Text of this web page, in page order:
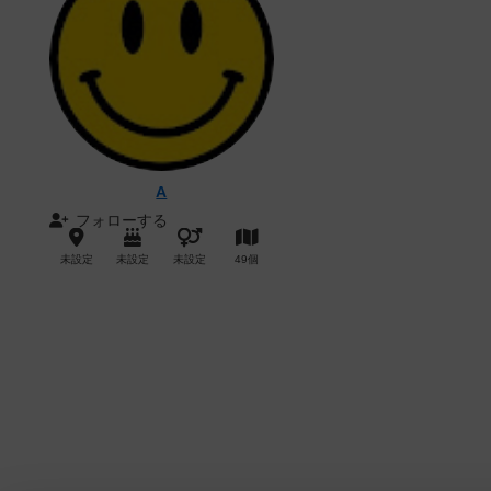
A
フォローする
未設定 未設定 未設定 49個